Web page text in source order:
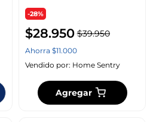
-28%
$28.950 $39.950
Ahorra $11.000
Vendido por: Home Sentry
Agregar